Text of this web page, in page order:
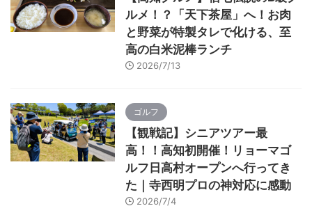
ルメ！？「天下茶屋」へ！お肉
と野菜が特製タレで化ける、至
高の白米泥棒ランチ
2026/7/13
ゴルフ
【観戦記】シニアツアー最
高！！高知初開催！リョーマゴ
ルフ日高村オープンへ行ってき
た｜寺西明プロの神対応に感動
2026/7/4